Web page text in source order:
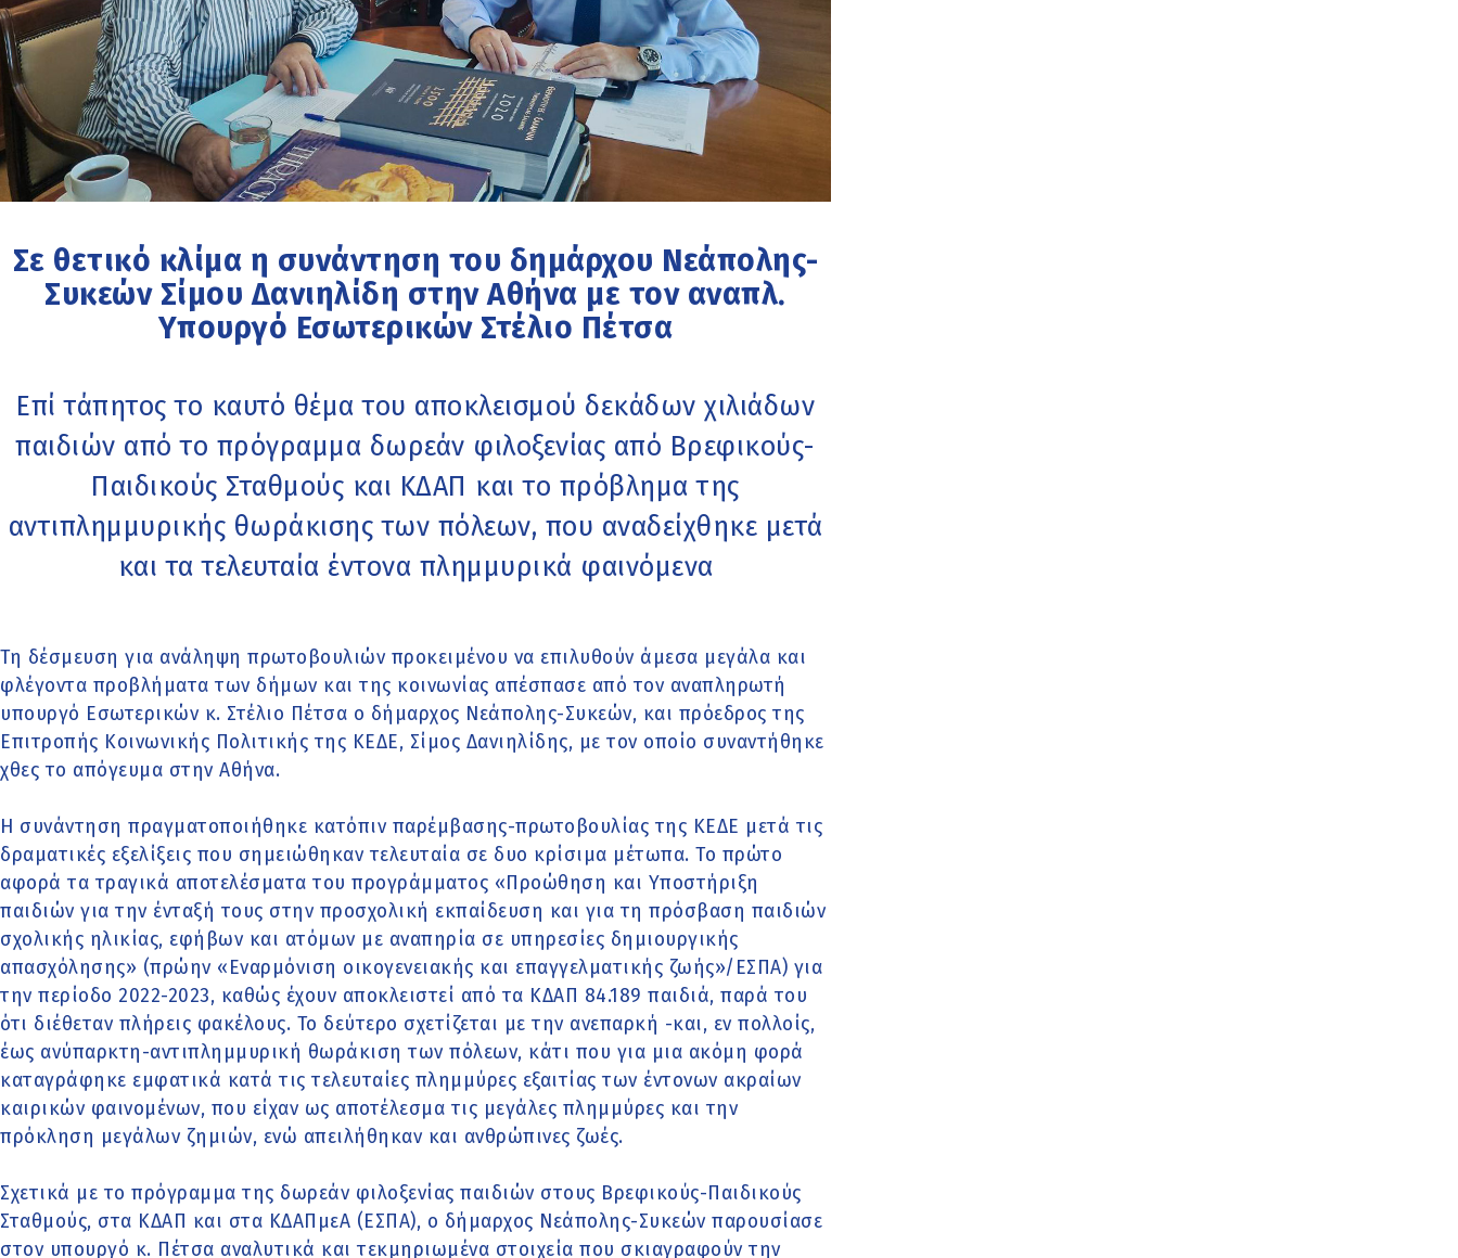
Σε θετικό κλίμα η συνάντηση του δημάρχου Νεάπολης-
Συκεών Σίμου Δανιηλίδη στην Αθήνα με τον αναπλ.
Υπουργό Εσωτερικών Στέλιο Πέτσα
Επί τάπητος το καυτό θέμα του αποκλεισμού δεκάδων χιλιάδων
παιδιών από το πρόγραμμα δωρεάν φιλοξενίας από Βρεφικούς-
Παιδικούς Σταθμούς και ΚΔΑΠ και το πρόβλημα της
αντιπλημμυρικής θωράκισης των πόλεων, που αναδείχθηκε μετά
και τα τελευταία έντονα πλημμυρικά φαινόμενα
Τη δέσμευση για ανάληψη πρωτοβουλιών προκειμένου να επιλυθούν άμεσα μεγάλα και
φλέγοντα προβλήματα των δήμων και της κοινωνίας απέσπασε από τον αναπληρωτή
υπουργό Εσωτερικών κ. Στέλιο Πέτσα ο δήμαρχος Νεάπολης-Συκεών, και πρόεδρος της
Επιτροπής Κοινωνικής Πολιτικής της ΚΕΔΕ, Σίμος Δανιηλίδης, με τον οποίο συναντήθηκε
χθες το απόγευμα στην Αθήνα.
Η συνάντηση πραγματοποιήθηκε κατόπιν παρέμβασης-πρωτοβουλίας της ΚΕΔΕ μετά τις
δραματικές εξελίξεις που σημειώθηκαν τελευταία σε δυο κρίσιμα μέτωπα. Το πρώτο
αφορά τα τραγικά αποτελέσματα του προγράμματος «Προώθηση και Υποστήριξη
παιδιών για την ένταξή τους στην προσχολική εκπαίδευση και για τη πρόσβαση παιδιών
σχολικής ηλικίας, εφήβων και ατόµων µε αναπηρία σε υπηρεσίες δηµιουργικής
απασχόλησης» (πρώην «Εναρμόνιση οικογενειακής και επαγγελματικής ζωής»/ΕΣΠΑ) για
την περίοδο 2022-2023, καθώς έχουν αποκλειστεί από τα ΚΔΑΠ 84.189 παιδιά, παρά του
ότι διέθεταν πλήρεις φακέλους. Το δεύτερο σχετίζεται με την ανεπαρκή -και, εν πολλοίς,
έως ανύπαρκτη-αντιπλημμυρική θωράκιση των πόλεων, κάτι που για μια ακόμη φορά
καταγράφηκε εμφατικά κατά τις τελευταίες πλημμύρες εξαιτίας των έντονων ακραίων
καιρικών φαινομένων, που είχαν ως αποτέλεσμα τις μεγάλες πλημμύρες και την
πρόκληση μεγάλων ζημιών, ενώ απειλήθηκαν και ανθρώπινες ζωές.
Σχετικά με το πρόγραμμα της δωρεάν φιλοξενίας παιδιών στους Βρεφικούς-Παιδικούς
Σταθμούς, στα ΚΔΑΠ και στα ΚΔΑΠμεΑ (ΕΣΠΑ), ο δήμαρχος Νεάπολης-Συκεών παρουσίασε
στον υπουργό κ. Πέτσα αναλυτικά και τεκμηριωμένα στοιχεία που σκιαγραφούν την